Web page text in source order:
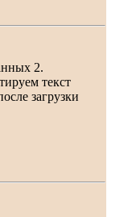
2.
текст
загрузки